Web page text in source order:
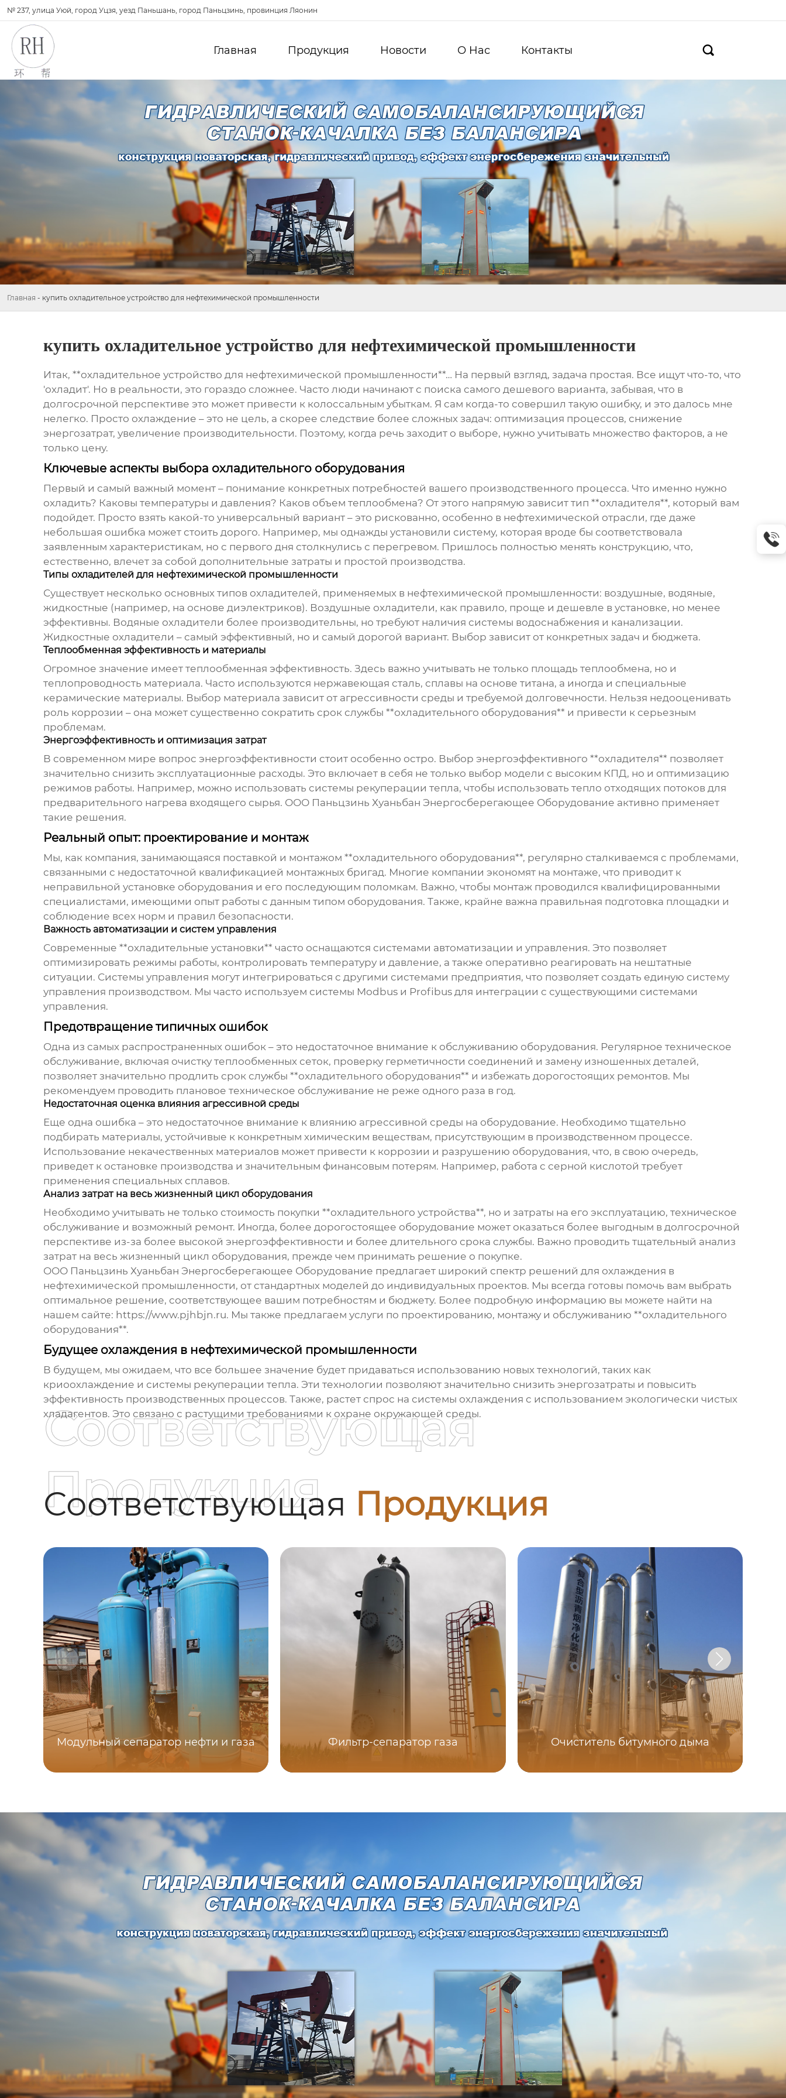
№ 237, улица Уюй, город Уцзя, уезд Паньшань, город Паньцзинь, провинция Ляонин
Главная Продукция Новости О Hас Контакты 
Главная - купить охладительное устройство для нефтехимической промышленности
купить охладительное устройство для нефтехимической промышленности
Итак, **охладительное устройство для нефтехимической промышленности**… На первый взгляд, задача простая. Все ищут что-то, что
'охладит'. Но в реальности, это гораздо сложнее. Часто люди начинают с поиска самого дешевого варианта, забывая, что в
долгосрочной перспективе это может привести к колоссальным убыткам. Я сам когда-то совершил такую ошибку, и это далось мне
нелегко. Просто охлаждение – это не цель, а скорее следствие более сложных задач: оптимизация процессов, снижение
энергозатрат, увеличение производительности. Поэтому, когда речь заходит о выборе, нужно учитывать множество факторов, а не
только цену.
Ключевые аспекты выбора охладительного оборудования
Первый и самый важный момент – понимание конкретных потребностей вашего производственного процесса. Что именно нужно
охладить? Каковы температуры и давления? Каков объем теплообмена? От этого напрямую зависит тип **охладителя**, который вам
подойдет. Просто взять какой-то универсальный вариант – это рискованно, особенно в нефтехимической отрасли, где даже
небольшая ошибка может стоить дорого. Например, мы однажды установили систему, которая вроде бы соответствовала
заявленным характеристикам, но с первого дня столкнулись с перегревом. Пришлось полностью менять конструкцию, что,
естественно, влечет за собой дополнительные затраты и простой производства.
Типы охладителей для нефтехимической промышленности
Существует несколько основных типов охладителей, применяемых в нефтехимической промышленности: воздушные, водяные,
жидкостные (например, на основе диэлектриков). Воздушные охладители, как правило, проще и дешевле в установке, но менее
эффективны. Водяные охладители более производительны, но требуют наличия системы водоснабжения и канализации.
Жидкостные охладители – самый эффективный, но и самый дорогой вариант. Выбор зависит от конкретных задач и бюджета.
Теплообменная эффективность и материалы
Огромное значение имеет теплообменная эффективность. Здесь важно учитывать не только площадь теплообмена, но и
теплопроводность материала. Часто используются нержавеющая сталь, сплавы на основе титана, а иногда и специальные
керамические материалы. Выбор материала зависит от агрессивности среды и требуемой долговечности. Нельзя недооценивать
роль коррозии – она может существенно сократить срок службы **охладительного оборудования** и привести к серьезным
проблемам.
Энергоэффективность и оптимизация затрат
В современном мире вопрос энергоэффективности стоит особенно остро. Выбор энергоэффективного **охладителя** позволяет
значительно снизить эксплуатационные расходы. Это включает в себя не только выбор модели с высоким КПД, но и оптимизацию
режимов работы. Например, можно использовать системы рекуперации тепла, чтобы использовать тепло отходящих потоков для
предварительного нагрева входящего сырья. ООО Паньцзинь Хуаньбан Энергосберегающее Оборудование активно применяет
такие решения.
Реальный опыт: проектирование и монтаж
Мы, как компания, занимающаяся поставкой и монтажом **охладительного оборудования**, регулярно сталкиваемся с проблемами,
связанными с недостаточной квалификацией монтажных бригад. Многие компании экономят на монтаже, что приводит к
неправильной установке оборудования и его последующим поломкам. Важно, чтобы монтаж проводился квалифицированными
специалистами, имеющими опыт работы с данным типом оборудования. Также, крайне важна правильная подготовка площадки и
соблюдение всех норм и правил безопасности.
Важность автоматизации и систем управления
Современные **охладительные установки** часто оснащаются системами автоматизации и управления. Это позволяет
оптимизировать режимы работы, контролировать температуру и давление, а также оперативно реагировать на нештатные
ситуации. Системы управления могут интегрироваться с другими системами предприятия, что позволяет создать единую систему
управления производством. Мы часто используем системы Modbus и Profibus для интеграции с существующими системами
управления.
Предотвращение типичных ошибок
Одна из самых распространенных ошибок – это недостаточное внимание к обслуживанию оборудования. Регулярное техническое
обслуживание, включая очистку теплообменных сеток, проверку герметичности соединений и замену изношенных деталей,
позволяет значительно продлить срок службы **охладительного оборудования** и избежать дорогостоящих ремонтов. Мы
рекомендуем проводить плановое техническое обслуживание не реже одного раза в год.
Недостаточная оценка влияния агрессивной среды
Еще одна ошибка – это недостаточное внимание к влиянию агрессивной среды на оборудование. Необходимо тщательно
подбирать материалы, устойчивые к конкретным химическим веществам, присутствующим в производственном процессе.
Использование некачественных материалов может привести к коррозии и разрушению оборудования, что, в свою очередь,
приведет к остановке производства и значительным финансовым потерям. Например, работа с серной кислотой требует
применения специальных сплавов.
Анализ затрат на весь жизненный цикл оборудования
Необходимо учитывать не только стоимость покупки **охладительного устройства**, но и затраты на его эксплуатацию, техническое
обслуживание и возможный ремонт. Иногда, более дорогостоящее оборудование может оказаться более выгодным в долгосрочной
перспективе из-за более высокой энергоэффективности и более длительного срока службы. Важно проводить тщательный анализ
затрат на весь жизненный цикл оборудования, прежде чем принимать решение о покупке.
ООО Паньцзинь Хуаньбан Энергосберегающее Оборудование предлагает широкий спектр решений для охлаждения в
нефтехимической промышленности, от стандартных моделей до индивидуальных проектов. Мы всегда готовы помочь вам выбрать
оптимальное решение, соответствующее вашим потребностям и бюджету. Более подробную информацию вы можете найти на
нашем сайте: https://www.pjhbjn.ru. Мы также предлагаем услуги по проектированию, монтажу и обслуживанию **охладительного
оборудования**.
Будущее охлаждения в нефтехимической промышленности
В будущем, мы ожидаем, что все большее значение будет придаваться использованию новых технологий, таких как
криоохлаждение и системы рекуперации тепла. Эти технологии позволяют значительно снизить энергозатраты и повысить
эффективность производственных процессов. Также, растет спрос на системы охлаждения с использованием экологически чистых
хладагентов. Это связано с растущими требованиями к охране окружающей среды.
Соответствующая Продукция
Соответствующая
Продукция
Модульный сепаратор нефти и газа Фильтр-сепаратор газа Очиститель битумного дыма